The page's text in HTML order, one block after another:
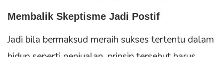
Membalik Skeptisme Jadi Postif
Jadi bila bermaksud meraih sukses tertentu dalam